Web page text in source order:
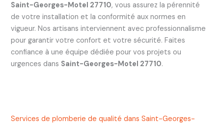
Saint-Georges-Motel 27710, vous assurez la pérennité
de votre installation et la conformité aux normes en
vigueur. Nos artisans interviennent avec professionnalisme
pour garantir votre confort et votre sécurité. Faites
confiance à une équipe dédiée pour vos projets ou
urgences dans Saint-Georges-Motel 27710.
Services de plomberie de qualité dans Saint-Georges-